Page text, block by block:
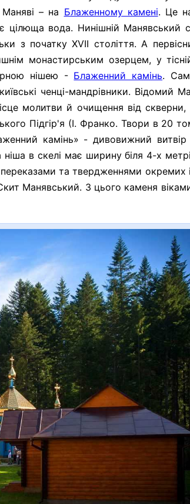
– на Блаженному камені. Це
цілюща вода. Нинішній Манявський
з початку XVII століття. А
монастирським озерцем, у тісній
нішею - Блаженний камінь.
ченці-мандрівники. Відомий
молитви й очищення від
Підгір'я (І. Франко. Твори в 20
камінь» - дивовижний
в скелі має ширину біля 4-х
та твердженнями окремих
Манявський. З цього каменя